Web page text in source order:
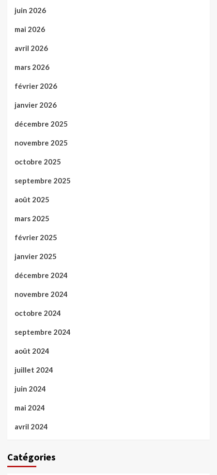
juin 2026
mai 2026
avril 2026
mars 2026
février 2026
janvier 2026
décembre 2025
novembre 2025
octobre 2025
septembre 2025
août 2025
mars 2025
février 2025
janvier 2025
décembre 2024
novembre 2024
octobre 2024
septembre 2024
août 2024
juillet 2024
juin 2024
mai 2024
avril 2024
Catégories